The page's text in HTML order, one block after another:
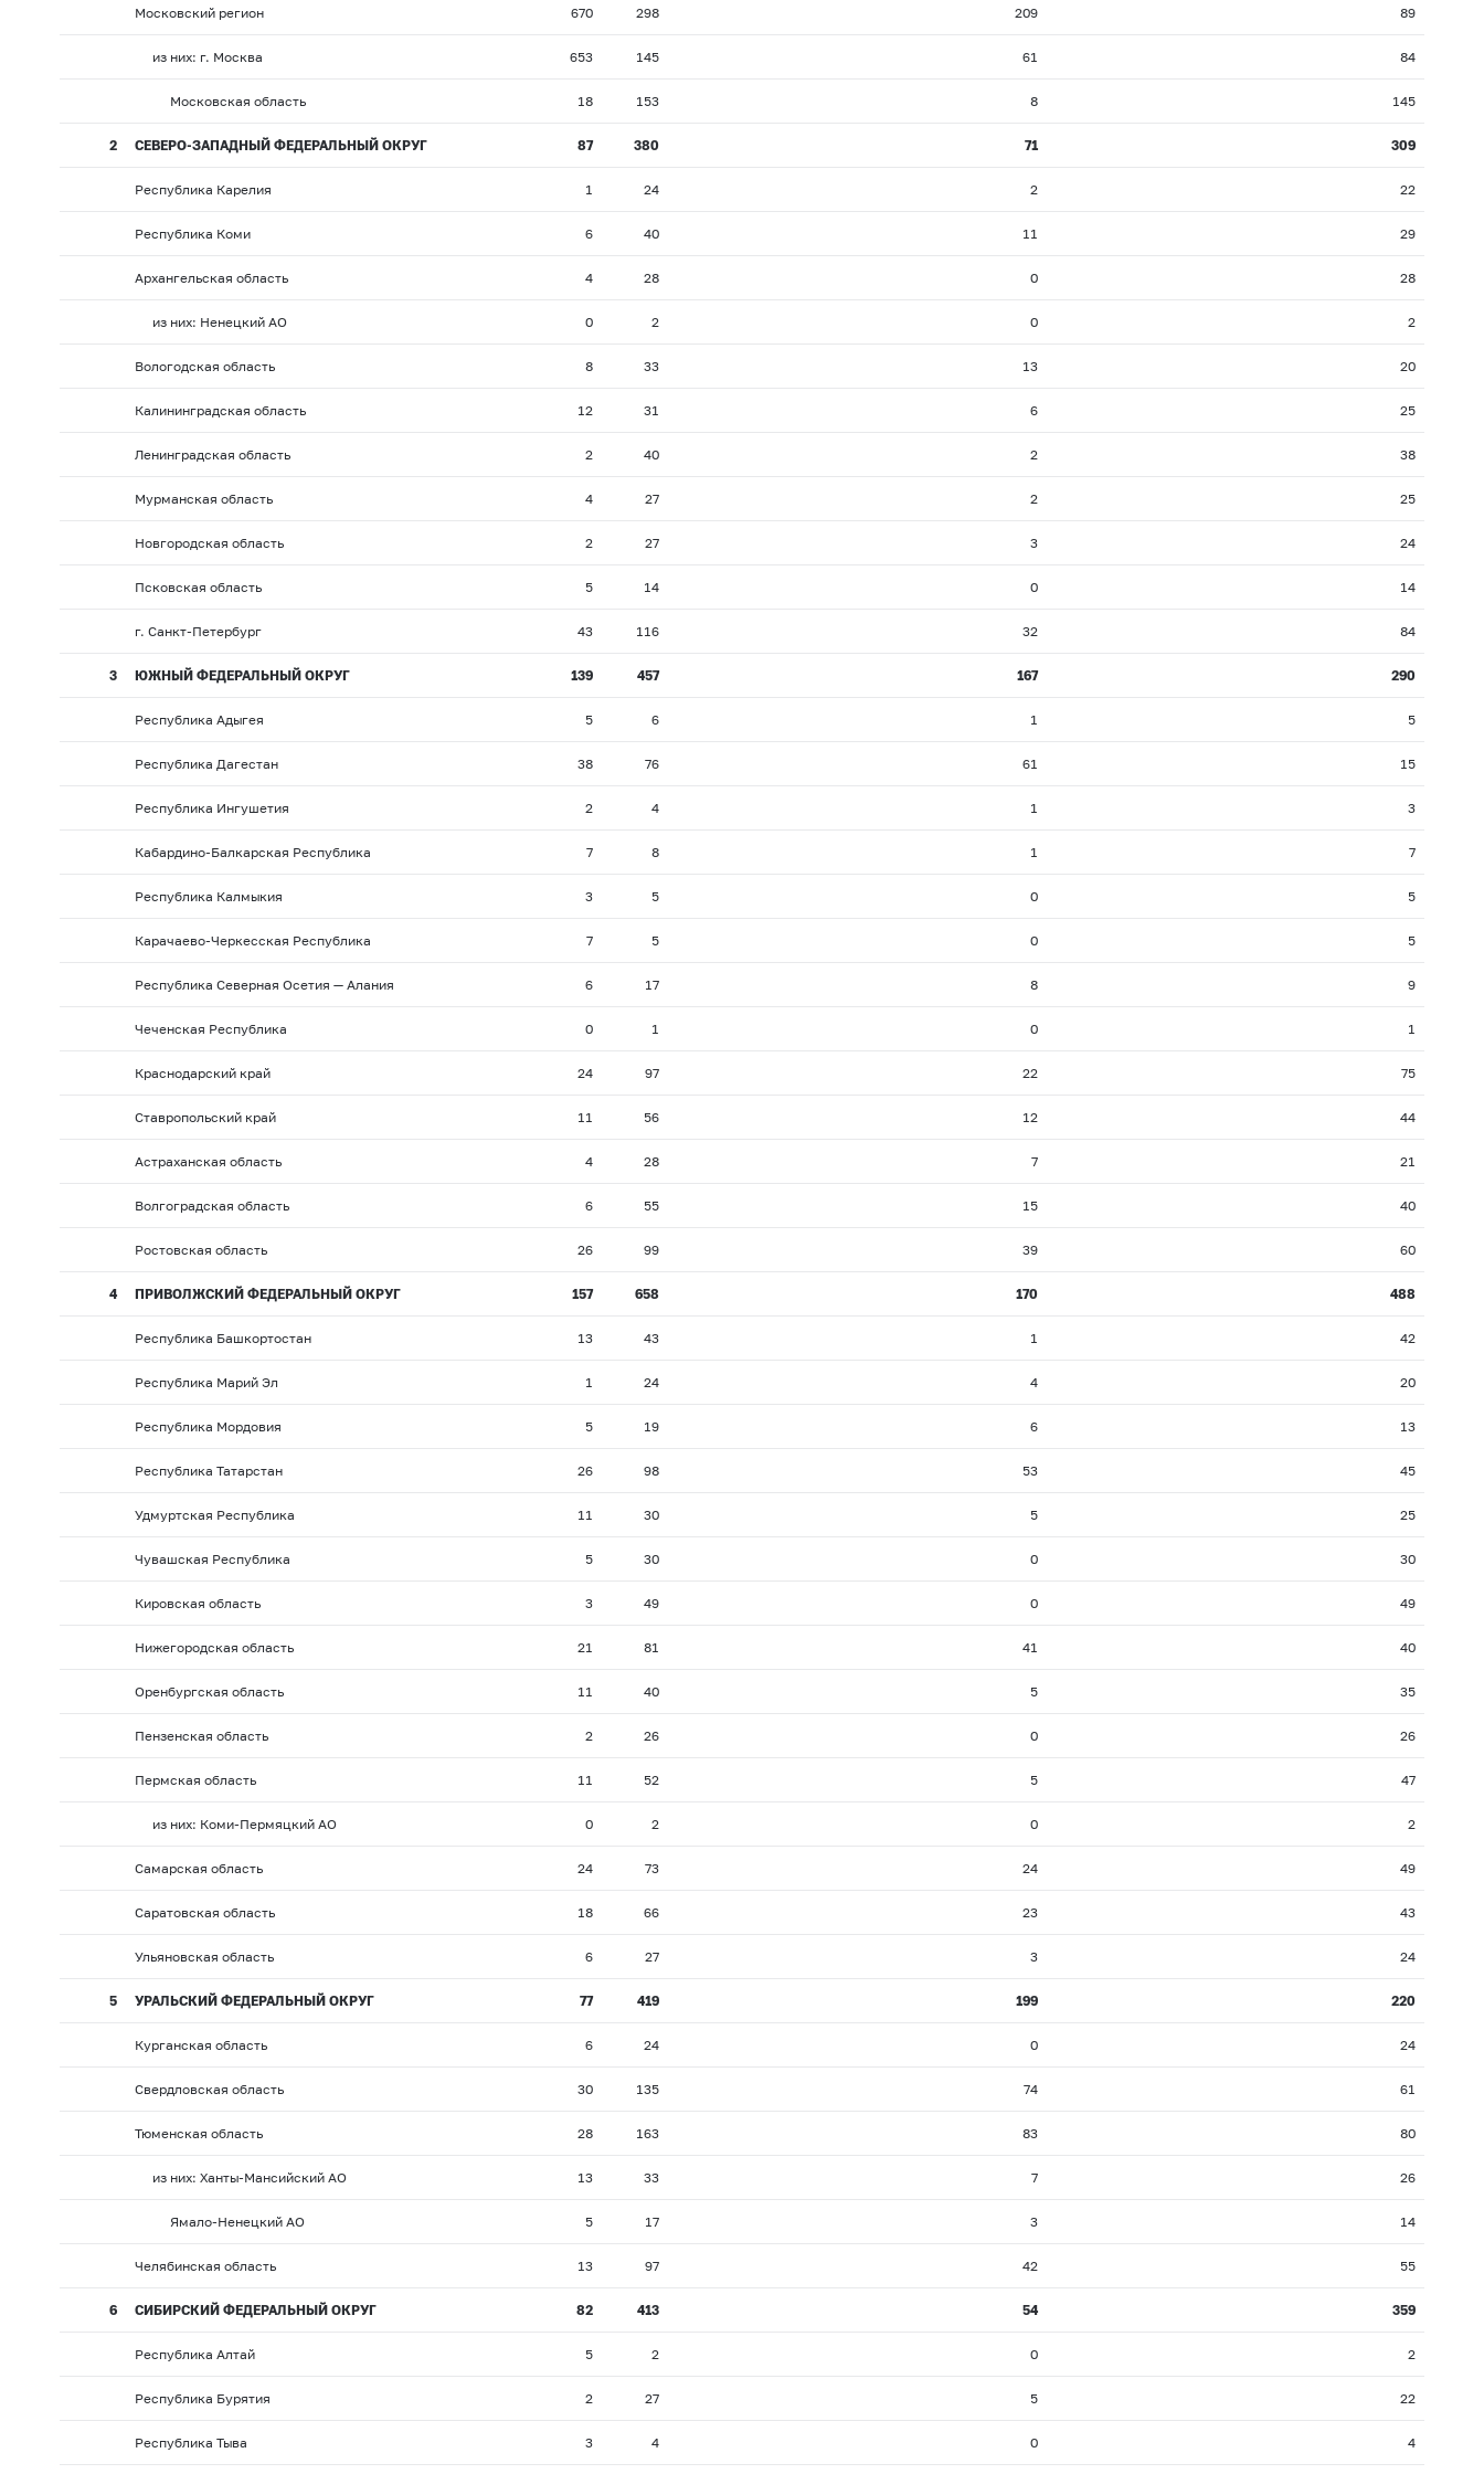
Московский регион 670 298 209 89
из них: г. Москва 653 145 61 84
Московская область 18 153 8 145
2 СЕВЕРО-ЗАПАДНЫЙ ФЕДЕРАЛЬНЫЙ ОКРУГ 87 380 71 309
Республика Карелия 1 24 2 22
Республика Коми 6 40 11 29
Архангельская область 4 28 0 28
из них: Ненецкий АО 0 2 0 2
Вологодская область 8 33 13 20
Калининградская область 12 31 6 25
Ленинградская область 2 40 2 38
Мурманская область 4 27 2 25
Новгородская область 2 27 3 24
Псковская область 5 14 0 14
г. Санкт-Петербург 43 116 32 84
3 ЮЖНЫЙ ФЕДЕРАЛЬНЫЙ ОКРУГ 139 457 167 290
Республика Адыгея 5 6 1 5
Республика Дагестан 38 76 61 15
Республика Ингушетия 2 4 1 3
Кабардино-Балкарская Республика 7 8 1 7
Республика Калмыкия 3 5 0 5
Карачаево-Черкесская Республика 7 5 0 5
Республика Северная Осетия — Алания 6 17 8 9
Чеченская Республика 0 1 0 1
Краснодарский край 24 97 22 75
Ставропольский край 11 56 12 44
Астраханская область 4 28 7 21
Волгоградская область 6 55 15 40
Ростовская область 26 99 39 60
4 ПРИВОЛЖСКИЙ ФЕДЕРАЛЬНЫЙ ОКРУГ 157 658 170 488
Республика Башкортостан 13 43 1 42
Республика Марий Эл 1 24 4 20
Республика Мордовия 5 19 6 13
Республика Татарстан 26 98 53 45
Удмуртская Республика 11 30 5 25
Чувашская Республика 5 30 0 30
Кировская область 3 49 0 49
Нижегородская область 21 81 41 40
Оренбургская область 11 40 5 35
Пензенская область 2 26 0 26
Пермская область 11 52 5 47
из них: Коми-Пермяцкий АО 0 2 0 2
Самарская область 24 73 24 49
Саратовская область 18 66 23 43
Ульяновская область 6 27 3 24
5 УРАЛЬСКИЙ ФЕДЕРАЛЬНЫЙ ОКРУГ 77 419 199 220
Курганская область 6 24 0 24
Свердловская область 30 135 74 61
Тюменская область 28 163 83 80
из них: Ханты-Мансийский АО 13 33 7 26
Ямало-Ненецкий АО 5 17 3 14
Челябинская область 13 97 42 55
6 СИБИРСКИЙ ФЕДЕРАЛЬНЫЙ ОКРУГ 82 413 54 359
Республика Алтай 5 2 0 2
Республика Бурятия 2 27 5 22
Республика Тыва 3 4 0 4